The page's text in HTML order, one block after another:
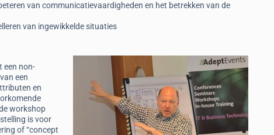
van communicatievaardigheden en het betrekken van de
van ingewikkelde situaties
een non-
een
en
workshop
is voor
of “concept